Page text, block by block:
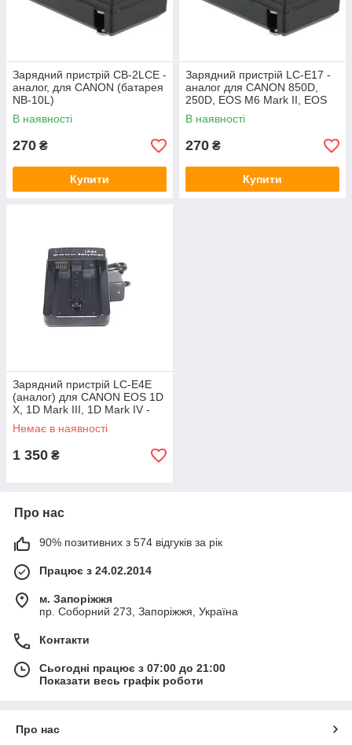
Зарядний пристрій CB-2LCE -
аналог, для CANON (батарея
NB-10L)
В наявності
270 ₴
Купити
Зарядний пристрій LC-E17 -
аналог для CANON 850D,
250D, EOS M6 Mark II, EOS
RP (батарея LP-E17)
В наявності
270 ₴
Купити
Зарядний пристрій LC-E4E
(аналог) для CANON EOS 1D
X, 1D Mark III, 1D Mark IV -
(акумулятор LP-E4, LP-E4N)
Немає в наявності
1 350 ₴
Про нас
90% позитивних з 574 відгуків за рік
Працює з 24.02.2014
м. Запоріжжя
пр. Соборний 273, Запоріжжя, Україна
Контакти
Сьогодні працює з 07:00 до 21:00
Показати весь графік роботи
Про нас